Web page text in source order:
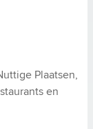
Plaatsen,
en